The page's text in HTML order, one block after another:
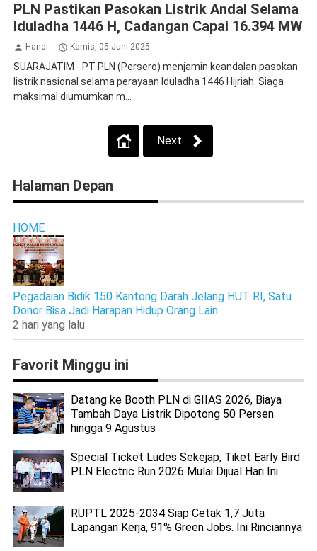
PLN Pastikan Pasokan Listrik Andal Selama
Iduladha 1446 H, Cadangan Capai 16.394 MW
Handi Kamis, 05 Juni 2025
SUARAJATIM - PT PLN (Persero) menjamin keandalan pasokan
listrik nasional selama perayaan Iduladha 1446 Hijriah. Siaga
maksimal diumumkan m...
Next
Halaman Depan
HOME
Pegadaian Bidik 150 Kantong Darah Jelang HUT RI, Satu
Donor Bisa Jadi Harapan Hidup Orang Lain
2 hari yang lalu
Favorit Minggu ini
Datang ke Booth PLN di GIIAS 2026, Biaya
Tambah Daya Listrik Dipotong 50 Persen
hingga 9 Agustus
Special Ticket Ludes Sekejap, Tiket Early Bird
PLN Electric Run 2026 Mulai Dijual Hari Ini
RUPTL 2025-2034 Siap Cetak 1,7 Juta
Lapangan Kerja, 91% Green Jobs. Ini Rinciannya